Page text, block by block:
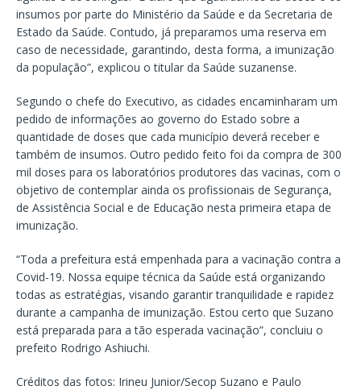
insumos por parte do Ministério da Saúde e da Secretaria de
Estado da Saúde. Contudo, já preparamos uma reserva em
caso de necessidade, garantindo, desta forma, a imunização
da população”, explicou o titular da Saúde suzanense.
Segundo o chefe do Executivo, as cidades encaminharam um
pedido de informações ao governo do Estado sobre a
quantidade de doses que cada município deverá receber e
também de insumos. Outro pedido feito foi da compra de 300
mil doses para os laboratórios produtores das vacinas, com o
objetivo de contemplar ainda os profissionais de Segurança,
de Assistência Social e de Educação nesta primeira etapa de
imunização.
“Toda a prefeitura está empenhada para a vacinação contra a
Covid-19. Nossa equipe técnica da Saúde está organizando
todas as estratégias, visando garantir tranquilidade e rapidez
durante a campanha de imunização. Estou certo que Suzano
está preparada para a tão esperada vacinação”, concluiu o
prefeito Rodrigo Ashiuchi.
Créditos das fotos: Irineu Junior/Secop Suzano e Paulo